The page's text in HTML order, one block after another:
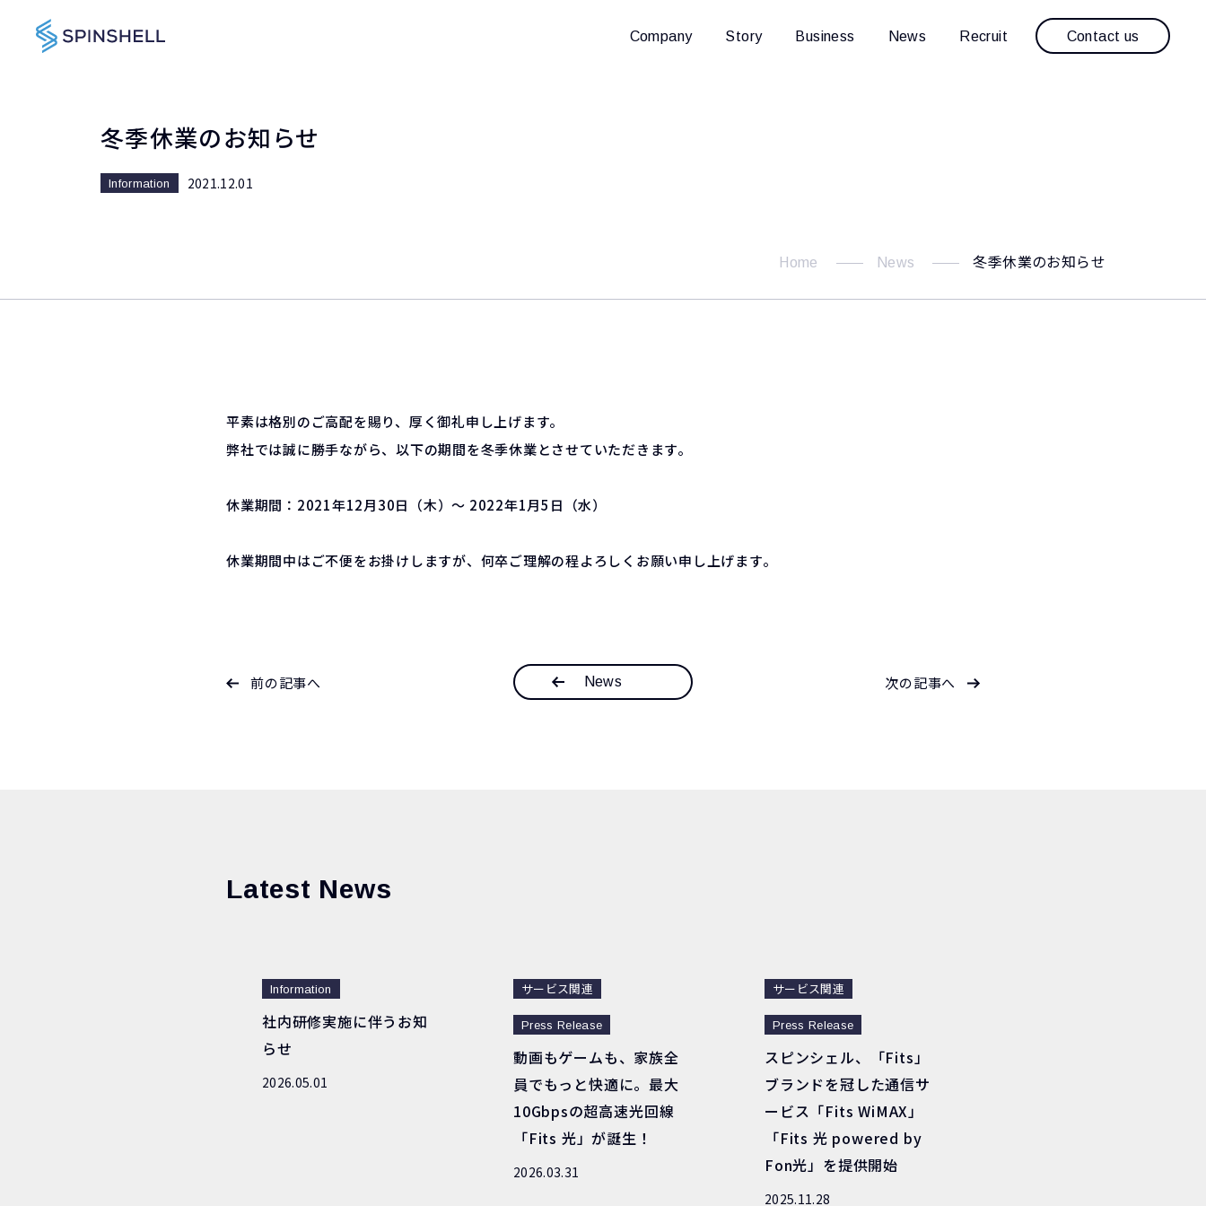
Company Story Business News Recruit Contact us
冬季休業のお知らせ
Information 2021.12.01
Home News 冬季休業のお知らせ
平素は格別のご高配を賜り、厚く御礼申し上げます。
弊社では誠に勝手ながら、以下の期間を冬季休業とさせていただきます。
休業期間：2021年12月30日（木）～ 2022年1月5日（水）
休業期間中はご不便をお掛けしますが、何卒ご理解の程よろしくお願い申し上げます。
前の記事へ News 次の記事へ
Latest News
Information
社内研修実施に伴うお知
らせ
2026.05.01
サービス関連
Press Release
動画もゲームも、家族全
員でもっと快適に。最大
10Gbpsの超高速光回線
「Fits 光」が誕生！
2026.03.31
サービス関連
Press Release
スピンシェル、「Fits」
ブランドを冠した通信サ
ービス「Fits WiMAX」
「Fits 光 powered by
Fon光」を提供開始
2025.11.28